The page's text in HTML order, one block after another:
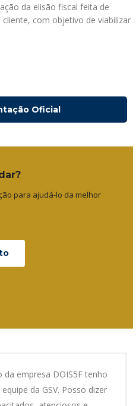
da elisão fiscal feita de
com objetivo de viabilizar
Oficial
para ajudá-lo da melhor
da empresa DOIS5F tenho
da GSV. Posso dizer